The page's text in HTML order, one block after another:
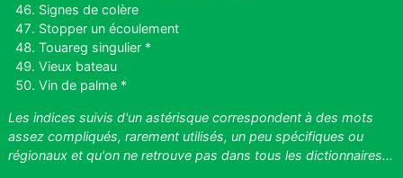
Signes de colère
Stopper un écoulement
Touareg singulier *
Vieux bateau
Vin de palme *
Les indices suivis d'un astérisque correspondent à des mots
assez compliqués, rarement utilisés, un peu spécifiques ou
régionaux et qu'on ne retrouve pas dans tous les dictionnaires...